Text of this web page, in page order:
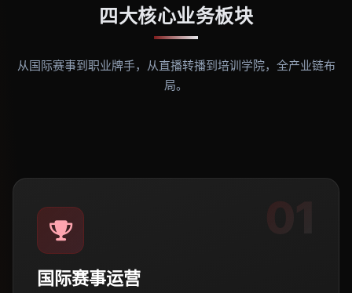
四大核心业务板块
从国际赛事到职业牌手，从直播转播到培训学院，全产业链布
局。
01
国际赛事运营